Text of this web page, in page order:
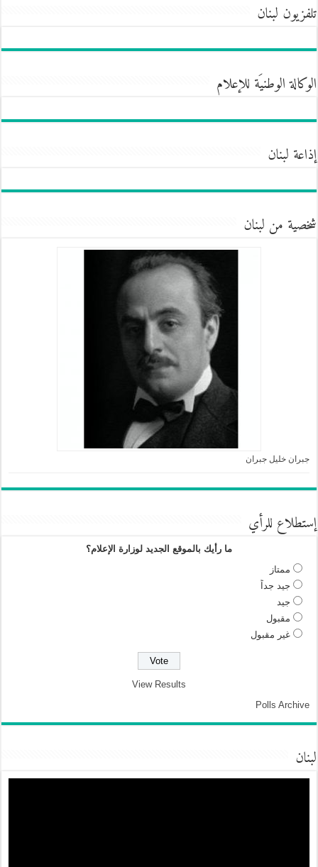
تلفزيون لبنان
الوكالة الوطنيَة للإعلام
إذاعة لبنان
شخصية من لبنان
جبران خليل جبران
إستطلاع للرأي
ما رأيك بالموقع الجديد لوزارة الإعلام؟
ممتاز
جيد جداً
جيد
مقبول
غير مقبول
View Results
Polls Archive
لبنان